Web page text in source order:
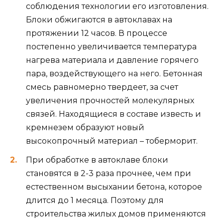
соблюдения технологии его изготовления.
Блоки обжигаются в автоклавах на
протяжении 12 часов. В процессе
постепенно увеличивается температура
нагрева материала и давление горячего
пара, воздействующего на него. Бетонная
смесь равномерно твердеет, за счет
увеличения прочностей молекулярных
связей. Находящиеся в составе известь и
кремнезем образуют новый
высокопрочный материал – тоберморит.
При обработке в автоклаве блоки
становятся в 2-3 раза прочнее, чем при
естественном высыхании бетона, которое
длится до 1 месяца. Поэтому для
строительства жилых домов применяются